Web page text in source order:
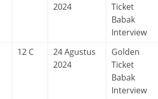
2024
Ticket
Babak
Interview
12 C
24 Agustus
2024
Golden
Ticket
Babak
Interview